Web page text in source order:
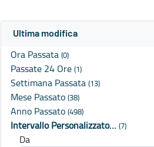
Ultima modifica
Ora Passata (0)
Passate 24 Ore (1)
Settimana Passata (13)
Mese Passato (38)
Anno Passato (498)
Intervallo Personalizzato… (7)
Da